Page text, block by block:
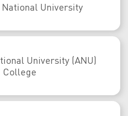
University
University (ANU)
College